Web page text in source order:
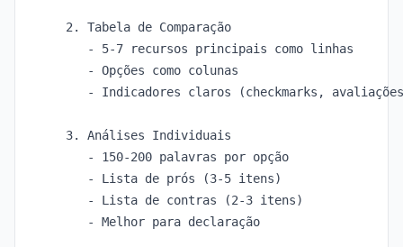
2. Tabela de Comparação
   - 5-7 recursos principais como linhas
   - Opções como colunas
- Indicadores claros (checkmarks,
3. Análises Individuais
   - 150-200 palavras por opção
   - Lista de prós (3-5 itens)
   - Lista de contras (2-3 itens)
   - Melhor para declaração